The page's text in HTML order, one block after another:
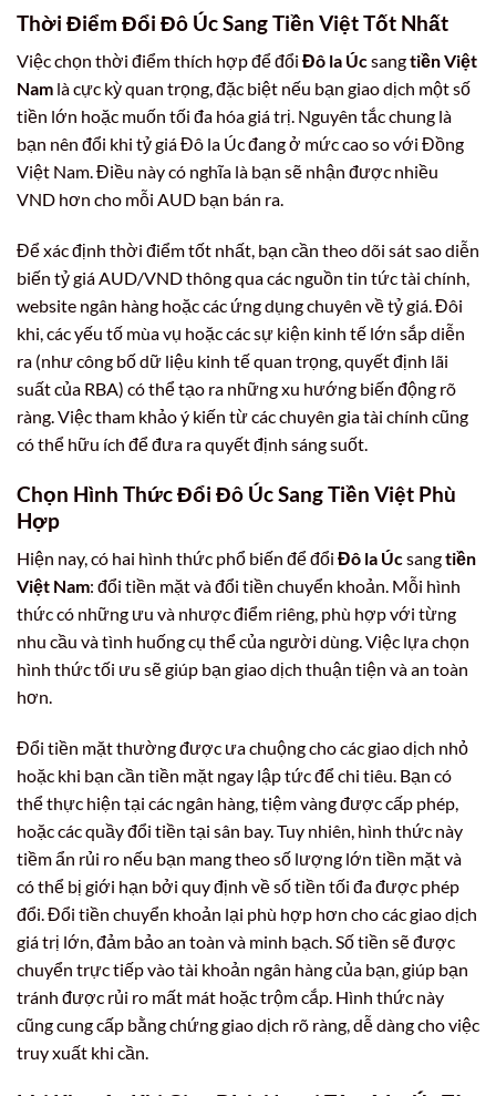
Thời Điểm Đổi Đô Úc Sang Tiền Việt Tốt Nhất
Việc chọn thời điểm thích hợp để đổi Đô la Úcsangtiền Việt
Nam là cực kỳ quan trọng, đặc biệt nếu bạn giao dịch một số
tiền lớn hoặc muốn tối đa hóa giá trị. Nguyên tắc chung là
bạn nên đổi khi tỷ giá Đô la Úc đang ở mức cao so với Đồng
Việt Nam. Điều này có nghĩa là bạn sẽ nhận được nhiều
VND hơn cho mỗi AUD bạn bán ra.
Để xác định thời điểm tốt nhất, bạn cần theo dõi sát sao diễn
biến tỷ giá AUD/VND thông qua các nguồn tin tức tài chính,
website ngân hàng hoặc các ứng dụng chuyên về tỷ giá. Đôi
khi, các yếu tố mùa vụ hoặc các sự kiện kinh tế lớn sắp diễn
ra (như công bố dữ liệu kinh tế quan trọng, quyết định lãi
suất của RBA) có thể tạo ra những xu hướng biến động rõ
ràng. Việc tham khảo ý kiến từ các chuyên gia tài chính cũng
có thể hữu ích để đưa ra quyết định sáng suốt.
Chọn Hình Thức Đổi Đô Úc Sang Tiền Việt Phù
Hợp
Hiện nay, có hai hình thức phổ biến để đổi Đô la Úcsangtiền
Việt Nam: đổi tiền mặt và đổi tiền chuyển khoản. Mỗi hình
thức có những ưu và nhược điểm riêng, phù hợp với từng
nhu cầu và tình huống cụ thể của người dùng. Việc lựa chọn
hình thức tối ưu sẽ giúp bạn giao dịch thuận tiện và an toàn
hơn.
Đổi tiền mặt thường được ưa chuộng cho các giao dịch nhỏ
hoặc khi bạn cần tiền mặt ngay lập tức để chi tiêu. Bạn có
thể thực hiện tại các ngân hàng, tiệm vàng được cấp phép,
hoặc các quầy đổi tiền tại sân bay. Tuy nhiên, hình thức này
tiềm ẩn rủi ro nếu bạn mang theo số lượng lớn tiền mặt và
có thể bị giới hạn bởi quy định về số tiền tối đa được phép
đổi. Đổi tiền chuyển khoản lại phù hợp hơn cho các giao dịch
giá trị lớn, đảm bảo an toàn và minh bạch. Số tiền sẽ được
chuyển trực tiếp vào tài khoản ngân hàng của bạn, giúp bạn
tránh được rủi ro mất mát hoặc trộm cắp. Hình thức này
cũng cung cấp bằng chứng giao dịch rõ ràng, dễ dàng cho việc
truy xuất khi cần.